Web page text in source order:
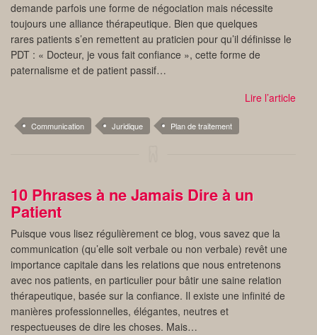
demande parfois une forme de négociation mais nécessite
toujours une alliance thérapeutique. Bien que quelques
rares patients s’en remettent au praticien pour qu’il définisse le
PDT : « Docteur, je vous fait confiance », cette forme de
paternalisme et de patient passif…
Lire l’article
Communication Juridique Plan de traitement
10 Phrases à ne Jamais Dire à un
Patient
Puisque vous lisez régulièrement ce blog, vous savez que la
communication (qu’elle soit verbale ou non verbale) revêt une
importance capitale dans les relations que nous entretenons
avec nos patients, en particulier pour bâtir une saine relation
thérapeutique, basée sur la confiance. Il existe une infinité de
manières professionnelles, élégantes, neutres et
respectueuses de dire les choses. Mais…